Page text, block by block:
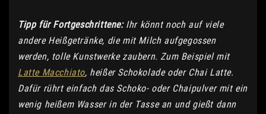
Tipp für Fortgeschrittene:Ihr könnt noch auf viele
andere Heißgetränke, die mit Milch aufgegossen
werden, tolle Kunstwerke zaubern. Zum Beispiel mit
Latte Macchiato, heißer Schokolade oder Chai Latte.
Dafür rührt einfach das Schoko- oder Chaipulver mit ein
wenig heißem Wasser in der Tasse an und gießt dann